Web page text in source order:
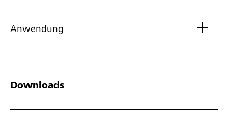
Anwendung
Downloads